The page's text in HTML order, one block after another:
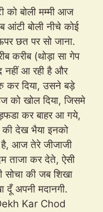
को बोली मम्मी आज
आंटी बोली नीचे कोई
छत पर सो जाना.
करीब (थोड़ा सा गेप
नहीं आ रही है और
कर दिया, उसने बड़े
को खोल दिया, जिसमे
कर बाहर आ गये,
देख भैया इनको
है, आज तेरे जीजाजी
ताजा कर देते, ऐसी
सोचा की जब शिखा
दूँ अपनी मदानगी.
Kar Chod